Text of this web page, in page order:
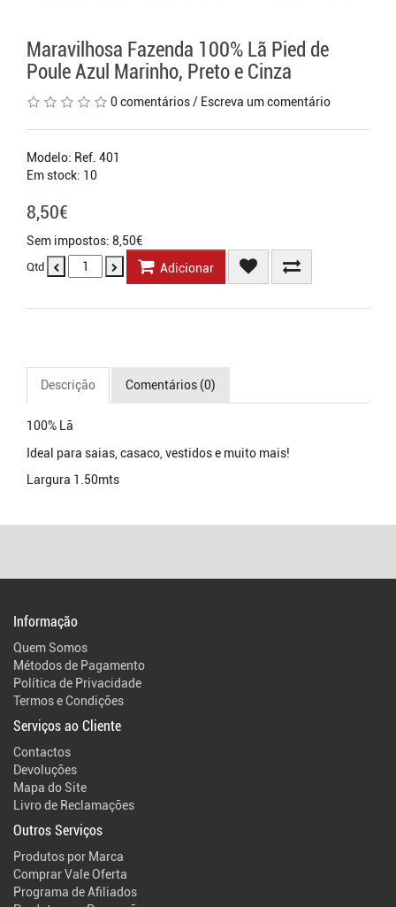
Maravilhosa Fazenda 100% Lã Pied de
Poule Azul Marinho, Preto e Cinza
0 comentários/ Escreva um comentário
Modelo: Ref. 401
Em stock: 10
8,50€
Sem impostos: 8,50€
Qtd Adicionar
Descrição Comentários (0)
100% Lã
Ideal para saias, casaco, vestidos e muito mais!
Largura 1.50mts
Informação
Quem Somos
Métodos de Pagamento
Política de Privacidade
Termos e Condições
Serviços ao Cliente
Contactos
Devoluções
Mapa do Site
Livro de Reclamações
Outros Serviços
Produtos por Marca
Comprar Vale Oferta
Programa de Afiliados